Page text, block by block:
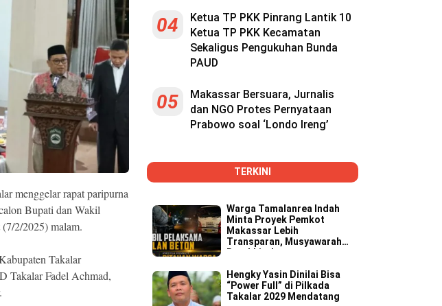
menggelar rapat paripurna
Bupati dan Wakil
2/2025) malam.
Takalar
Takalar Fadel Achmad,
04
Ketua TP PKK Pinrang Lantik 10
Ketua TP PKK Kecamatan
Sekaligus Pengukuhan Bunda
PAUD
05
Makassar Bersuara, Jurnalis
dan NGO Protes Pernyataan
Prabowo soal ‘Londo Ireng’
TERKINI
Warga Tamalanrea Indah
Minta Proyek Pemkot
Makassar Lebih
Transparan, Musyawarah
Berakhir dengan
Hengky Yasin Dinilai Bisa
“Power Full” di Pilkada
Takalar 2029 Mendatang